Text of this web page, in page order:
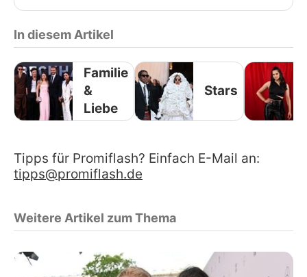
In diesem Artikel
Familie
&
Liebe
Stars
Tipps für Promiflash? Einfach E-Mail an:
tipps@promiflash.de
Weitere Artikel zum Thema